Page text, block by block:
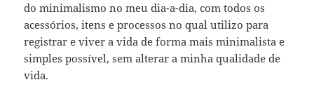
do minimalismo no meu dia-a-dia, com todos os
acessórios, itens e processos no qual utilizo para
registrar e viver a vida de forma mais minimalista e
simples possível, sem alterar a minha qualidade de
vida.